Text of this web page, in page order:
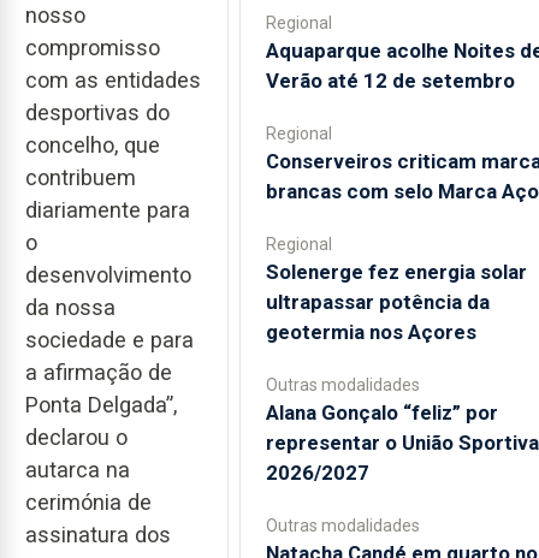
nosso
compromisso
com as entidades
desportivas do
concelho, que
contribuem
diariamente para
o
desenvolvimento
da nossa
sociedade e para
a afirmação de
Ponta Delgada”,
declarou o
autarca na
cerimónia de
assinatura dos
Regional
Aquaparque acolhe Noites
Verão até 12 de setembro
Regional
Conserveiros criticam
brancas com selo Marca
Regional
Solenerge fez energia solar
ultrapassar potência da
geotermia nos Açores
Outras modalidades
Alana Gonçalo “feliz” por
representar o União
2026/2027
Outras modalidades
Natacha Candé em quarto no